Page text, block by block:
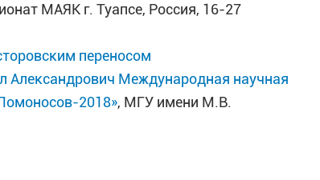
МАЯК г. Туапсе, Россия, 16-27
переносом
Александрович Международная научная
2018», МГУ имени М.В.